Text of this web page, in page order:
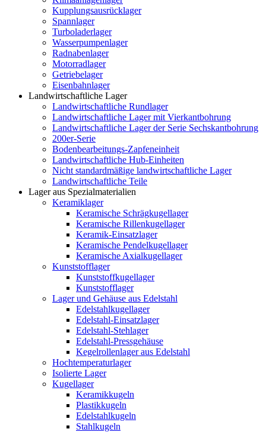
Kupplungsausrücklager
Spannlager
Turboladerlager
Wasserpumpenlager
Radnabenlager
Motorradlager
Getriebelager
Eisenbahnlager
Landwirtschaftliche Lager
Landwirtschaftliche Rundlager
Landwirtschaftliche Lager mit Vierkantbohrung
Landwirtschaftliche Lager der Serie Sechskantbohrung
200er-Serie
Bodenbearbeitungs-Zapfeneinheit
Landwirtschaftliche Hub-Einheiten
Nicht standardmäßige landwirtschaftliche Lager
Landwirtschaftliche Teile
Lager aus Spezialmaterialien
Keramiklager
Keramische Schrägkugellager
Keramische Rillenkugellager
Keramik-Einsatzlager
Keramische Pendelkugellager
Keramische Axialkugellager
Kunststofflager
Kunststoffkugellager
Kunststofflager
Lager und Gehäuse aus Edelstahl
Edelstahlkugellager
Edelstahl-Einsatzlager
Edelstahl-Stehlager
Edelstahl-Pressgehäuse
Kegelrollenlager aus Edelstahl
Hochtemperaturlager
Isolierte Lager
Kugellager
Keramikkugeln
Plastikkugeln
Edelstahlkugeln
Stahlkugeln